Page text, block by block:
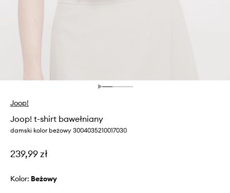
Joop!
Joop! t-shirt bawełniany
damski kolor beżowy 3004035210017030
239,99 zł
Kolor: beżowy